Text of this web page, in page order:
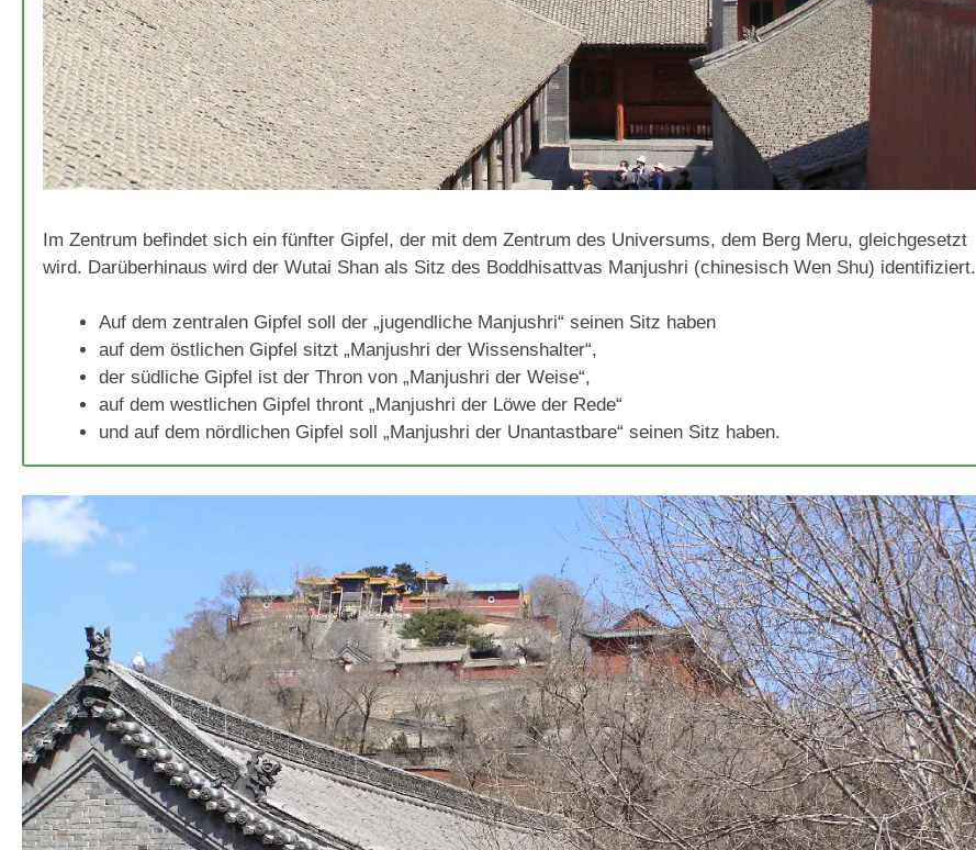
Im Zentrum befindet sich ein fünfter Gipfel, der mit dem Zentrum des Universums, dem Berg Meru, gleichgesetzt
wird. Darüberhinaus wird der Wutai Shan als Sitz des Boddhisattvas Manjushri (chinesisch Wen Shu) identifiziert.
Auf dem zentralen Gipfel soll der „jugendliche Manjushri“ seinen Sitz haben
auf dem östlichen Gipfel sitzt „Manjushri der Wissenshalter“,
der südliche Gipfel ist der Thron von „Manjushri der Weise“,
auf dem westlichen Gipfel thront „Manjushri der Löwe der Rede“
und auf dem nördlichen Gipfel soll „Manjushri der Unantastbare“ seinen Sitz haben.